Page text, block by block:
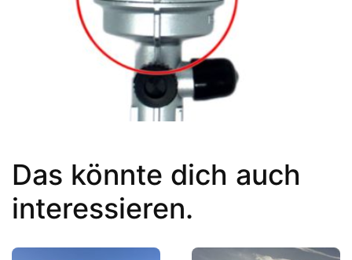
Das könnte dich auch
interessieren.